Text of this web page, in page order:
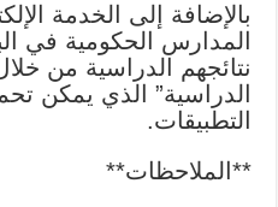
بالإضافة إلى الخدمة
المدارس الحكومية في
نتائجهم الدراسية من
الدراسية” الذي يمكن
التطبيقات.
**الملاحظات**